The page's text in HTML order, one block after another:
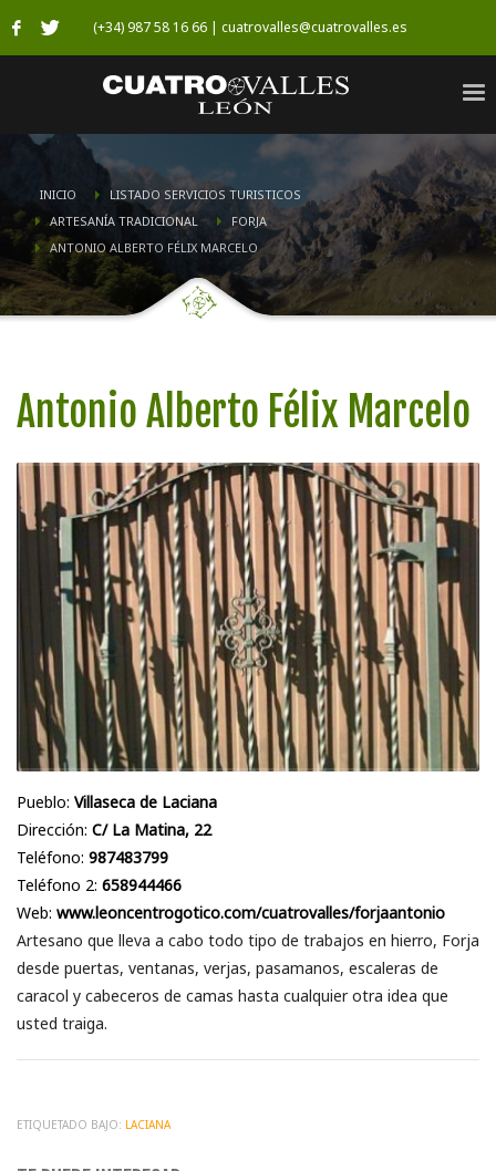
(+34) 987 58 16 66 | cuatrovalles@cuatrovalles.es
INICIO
LISTADO SERVICIOS TURISTICOS
ARTESANÍ­A TRADICIONAL
FORJA
ANTONIO ALBERTO FÉLIX MARCELO
Antonio Alberto Félix Marcelo
Pueblo: Villaseca de Laciana
Dirección: C/ La Matina, 22
Teléfono: 987483799
Teléfono 2: 658944466
Web: www.leoncentrogotico.com/cuatrovalles/forjaantonio
Artesano que lleva a cabo todo tipo de trabajos en hierro, Forja
desde puertas, ventanas, verjas, pasamanos, escaleras de
caracol y cabeceros de camas hasta cualquier otra idea que
usted traiga.
ETIQUETADO BAJO: LACIANA